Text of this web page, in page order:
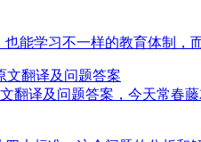
能学习不一样的教育体制，
文翻译及问题答案
文翻译及问题答案，今天常春